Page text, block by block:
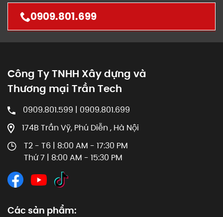
0909.801.699
Công Ty TNHH Xây dựng và
Thương mại Trần Tech
0909.801.599 | 0909.801.699
174B Trần Vỹ, Phú Diễn , Hà Nội
T2 - T6 | 8:00 AM - 17:30 PM
Thứ 7 | 8:00 AM - 15:30 PM
Các sản phẩm: